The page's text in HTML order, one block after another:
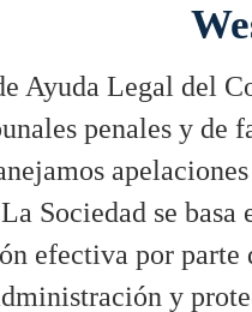
Ayuda Legal del
penales y de
Sociedad se
efectiva por
y